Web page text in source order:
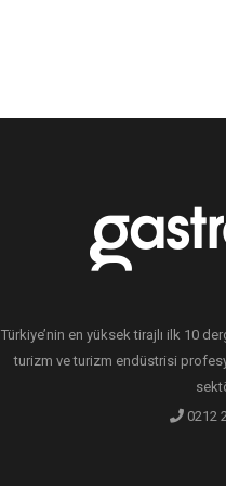
Türkiye’nin en yüksek tirajlı ilk 10
turizm ve turizm endüstrisi
0212